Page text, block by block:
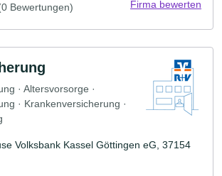
Bewertungen) Firma bewerten
· Altersvorsorge ·
· Krankenversicherung ·
Volksbank Kassel Göttingen eG, 37154